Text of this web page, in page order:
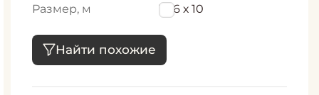
Размер, м 1,06 х 10
Найти похожие